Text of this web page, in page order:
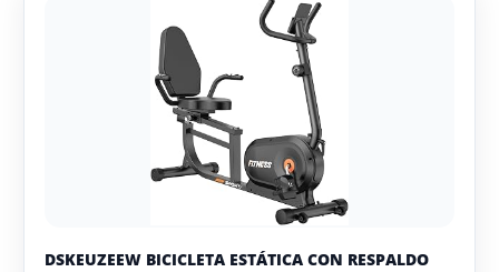
DSKEUZEEW BICICLETA ESTÁTICA CON RESPALDO